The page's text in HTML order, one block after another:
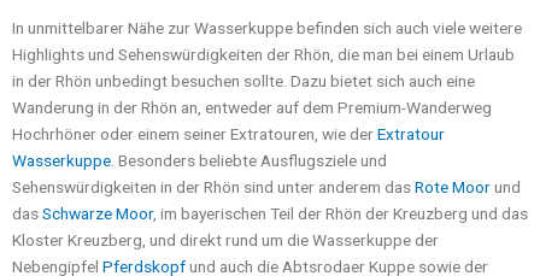
In unmittelbarer Nähe zur Wasserkuppe befinden sich auch viele weitere
Highlights und Sehenswürdigkeiten der Rhön, die man bei einem Urlaub
in der Rhön unbedingt besuchen sollte. Dazu bietet sich auch eine
Wanderung in der Rhön an, entweder auf dem Premium-Wanderweg
Hochrhöner oder einem seiner Extratouren, wie derExtratour
Wasserkuppe . Besonders beliebte Ausflugsziele und
Sehenswürdigkeiten in der Rhön sind unter anderem dasRote Moorund
dasSchwarze Moor, im bayerischen Teil der Rhön der Kreuzberg und das
Kloster Kreuzberg, und direkt rund um die Wasserkuppe der
Nebengipfel Pferdskopfund auch die Abtsrodaer Kuppe sowie der